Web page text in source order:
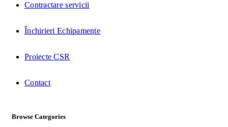
Contractare servicii
Închirieri Echipamente
Proiecte CSR
Contact
Browse Categories